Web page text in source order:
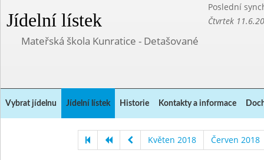
Jídelní lístek
Poslední
Čtvrtek
Mateřská škola Kunratice - Detašované
Vybrat jídelnu Jídelní lístek Historie Kontakty a informace
Květen 2018 Červen 2018